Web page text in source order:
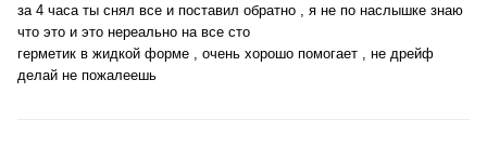
за 4 часа ты снял все и поставил обратно , я не по наслышке знаю
что это и это нереально на все сто
герметик в жидкой форме , очень хорошо помогает , не дрейф
делай не пожалеешь